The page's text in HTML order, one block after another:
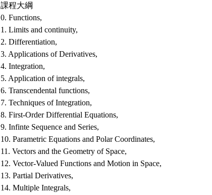
課程大綱
0. Functions,
1. Limits and continuity,
2. Differentiation,
3. Applications of Derivatives,
4. Integration,
5. Application of integrals,
6. Transcendental functions,
7. Techniques of Integration,
8. First-Order Differential Equations,
9. Infinte Sequence and Series,
10. Parametric Equations and Polar Coordinates,
11. Vectors and the Geometry of Space,
12. Vector-Valued Functions and Motion in Space,
13. Partial Derivatives,
14. Multiple Integrals,